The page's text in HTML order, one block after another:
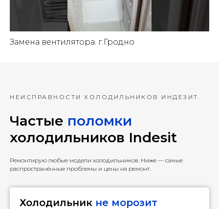
Замена вентилятора. г.Гродно
НЕИСПРАВНОСТИ ХОЛОДИЛЬНИКОВ ИНДЕЗИТ
Частые поломки
холодильников Indesit
Ремонтирую любые модели холодильников. Ниже — самые
распространённые проблемы и цены на ремонт.
Холодильник не морозит